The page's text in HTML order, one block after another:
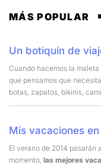
MÁS POPULAR
Un botiquín de
Cuando hacemos la
que pensamos que
botas, zapatos, bikinis,
Mis vacaciones
El verano de 2014 pasarán
momento, las mejores